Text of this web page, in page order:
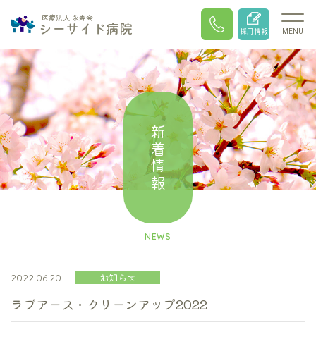
医療法人 永寿会
シーサイド病院 採用情報 MENU
新着情報
NEWS
2022.06.20 お知らせ
ラブアース・クリーンアップ2022